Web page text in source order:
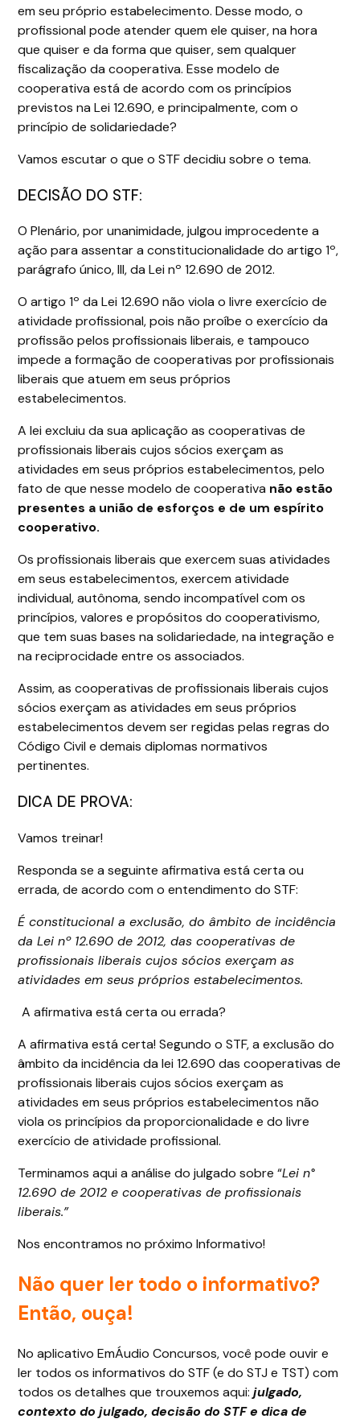
em seu próprio estabelecimento. Desse modo, o
profissional pode atender quem ele quiser, na hora
que quiser e da forma que quiser, sem qualquer
fiscalização da cooperativa. Esse modelo de
cooperativa está de acordo com os princípios
previstos na Lei 12.690, e principalmente, com o
princípio de solidariedade?
Vamos escutar o que o STF decidiu sobre o tema.
DECISÃO DO STF:
O Plenário, por unanimidade, julgou improcedente a
ação para assentar a constitucionalidade do artigo 1º,
parágrafo único, III, da Lei nº 12.690 de 2012.
O artigo 1º da Lei 12.690 não viola o livre exercício de
atividade profissional, pois não proíbe o exercício da
profissão pelos profissionais liberais, e tampouco
impede a formação de cooperativas por profissionais
liberais que atuem em seus próprios
estabelecimentos.
A lei excluiu da sua aplicação as cooperativas de
profissionais liberais cujos sócios exerçam as
atividades em seus próprios estabelecimentos, pelo
fato de que nesse modelo de cooperativa não estão
presentes a união de esforços e de um espírito
cooperativo.
Os profissionais liberais que exercem suas atividades
em seus estabelecimentos, exercem atividade
individual, autônoma, sendo incompatível com os
princípios, valores e propósitos do cooperativismo,
que tem suas bases na solidariedade, na integração e
na reciprocidade entre os associados.
Assim, as cooperativas de profissionais liberais cujos
sócios exerçam as atividades em seus próprios
estabelecimentos devem ser regidas pelas regras do
Código Civil e demais diplomas normativos
pertinentes.
DICA DE PROVA:
Vamos treinar!
Responda se a seguinte afirmativa está certa ou
errada, de acordo com o entendimento do STF:
É constitucional a exclusão, do âmbito de incidência
da Lei nº 12.690 de 2012, das cooperativas de
profissionais liberais cujos sócios exerçam as
atividades em seus próprios estabelecimentos.
A afirmativa está certa ou errada?
A afirmativa está certa! Segundo o STF, a exclusão do
âmbito da incidência da lei 12.690 das cooperativas de
profissionais liberais cujos sócios exerçam as
atividades em seus próprios estabelecimentos não
viola os princípios da proporcionalidade e do livre
exercício de atividade profissional.
Terminamos aqui a análise do julgado sobre “Lei n°
12.690 de 2012 e cooperativas de profissionais
liberais.”
Nos encontramos no próximo Informativo!
Não quer ler todo o informativo?
Então, ouça!
No aplicativo EmÁudio Concursos, você pode ouvir e
ler todos os informativos do STF (e do STJ e TST) com
todos os detalhes que trouxemos aqui:julgado,
contexto do julgado, decisão do STF e dica de